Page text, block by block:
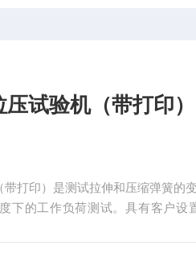
试验机（带打印）
打印）是测试拉伸和压缩弹簧的
下的工作负荷测试。具有客户设
动峰值存储时间，无操作自动关